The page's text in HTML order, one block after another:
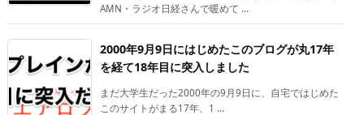
AMN・ラジオ日経さんで暖めて ...
2000年9月9日にはじめたこのブログが丸17年
を経て18年目に突入しました
まだ大学生だった2000年の9月9日に、自宅ではじめた
このサイトがまる17年、1 ...